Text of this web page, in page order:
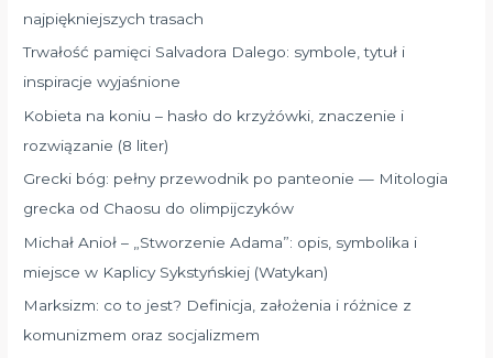
najpiękniejszych trasach
Trwałość pamięci Salvadora Dalego: symbole, tytuł i
inspiracje wyjaśnione
Kobieta na koniu – hasło do krzyżówki, znaczenie i
rozwiązanie (8 liter)
Grecki bóg: pełny przewodnik po panteonie — Mitologia
grecka od Chaosu do olimpijczyków
Michał Anioł – „Stworzenie Adama”: opis, symbolika i
miejsce w Kaplicy Sykstyńskiej (Watykan)
Marksizm: co to jest? Definicja, założenia i różnice z
komunizmem oraz socjalizmem